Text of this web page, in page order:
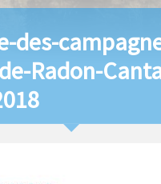
des-
Radon-